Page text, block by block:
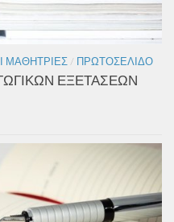
ΜΑΘΉΤΡΙΕΣ / ΠΡΩΤΟΣΈΛΙΔΟ
ΕΞΕΤΑΣΕΩΝ